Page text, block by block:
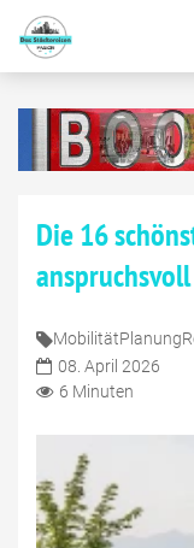
Die 16
anspruchsvoll
MobilitätPlanung
08. April 2026
6 Minuten